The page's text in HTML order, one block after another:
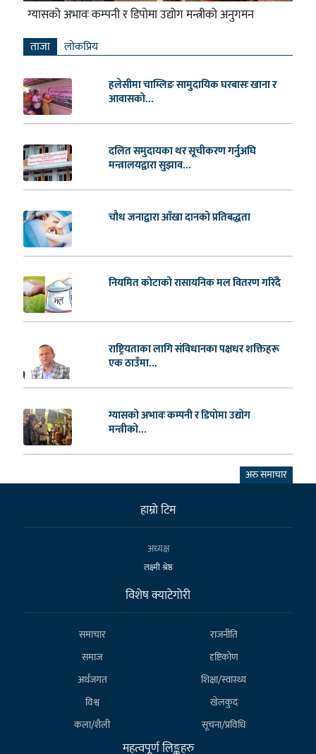
ग्यासको अभावः कम्पनी र डिपोमा उद्योग मन्त्रीको अनुगमन
ताजा लाेकप्रिय
हलेसीमा चाम्लिङ सामुदायिक घरबासः खाना र
आवासको...
दलित समुदायका थर सूचीकरण गर्नुअघि
मन्त्रालयद्वारा सुझाव...
चौध जनाद्वारा आँखा दानको प्रतिबद्धता
नियमित कोटाको रासायनिक मल वितरण गरिँदै
राष्ट्रियताका लागि संविधानका पक्षधर शक्तिहरू
एक ठाउँमा...
ग्यासको अभावः कम्पनी र डिपोमा उद्योग
मन्त्रीको...
अरु समाचार
हाम्राे टिम
अध्यक्ष
लक्ष्मी श्रेष्ठ
विशेष क्याटेगाेरी
समाचार
राजनीति
समाज
दृष्टिकोण
अर्थजगत
शिक्षा/स्वास्थ्य
विश्व
खेलकुद
कला/शैली
सूचना/प्रविधि
महत्वपूर्ण लिङ्कहरु